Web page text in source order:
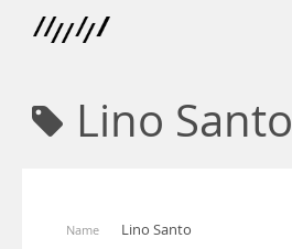
Lino Santo
Name Lino Santo